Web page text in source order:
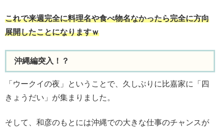
これで来週完全に料理名や食べ物名なかったら完全に方向
展開したことになりますｗ
沖縄編突入！？
「ウークイの夜」ということで、久しぶりに比嘉家に「四
きょうだい」が集まりました。
そして、和彦のもとには沖縄での大きな仕事のチャンスが